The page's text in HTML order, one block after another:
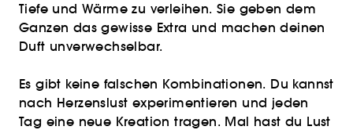
Tiefe und Wärme zu verleihen. Sie geben dem
Ganzen das gewisse Extra und machen deinen
Duft unverwechselbar.
Es gibt keine falschen Kombinationen. Du kannst
nach Herzenslust experimentieren und jeden
Tag eine neue Kreation tragen. Mal hast du Lust